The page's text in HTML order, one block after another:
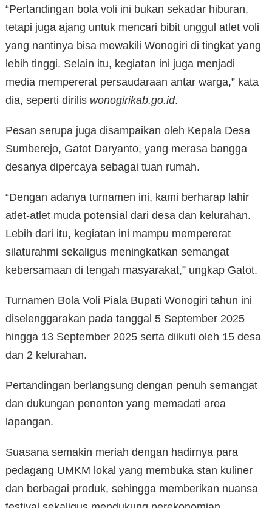
“Pertandingan bola voli ini bukan sekadar hiburan,
tetapi juga ajang untuk mencari bibit unggul atlet voli
yang nantinya bisa mewakili Wonogiri di tingkat yang
lebih tinggi. Selain itu, kegiatan ini juga menjadi
media mempererat persaudaraan antar warga,” kata
dia, seperti dirilis wonogirikab.go.id.
Pesan serupa juga disampaikan oleh Kepala Desa
Sumberejo, Gatot Daryanto, yang merasa bangga
desanya dipercaya sebagai tuan rumah.
“Dengan adanya turnamen ini, kami berharap lahir
atlet-atlet muda potensial dari desa dan kelurahan.
Lebih dari itu, kegiatan ini mampu mempererat
silaturahmi sekaligus meningkatkan semangat
kebersamaan di tengah masyarakat,” ungkap Gatot.
Turnamen Bola Voli Piala Bupati Wonogiri tahun ini
diselenggarakan pada tanggal 5 September 2025
hingga 13 September 2025 serta diikuti oleh 15 desa
dan 2 kelurahan.
Pertandingan berlangsung dengan penuh semangat
dan dukungan penonton yang memadati area
lapangan.
Suasana semakin meriah dengan hadirnya para
pedagang UMKM lokal yang membuka stan kuliner
dan berbagai produk, sehingga memberikan nuansa